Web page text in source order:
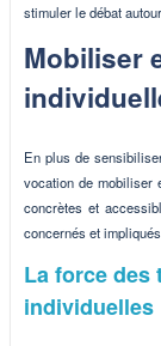
stimuler le débat
Mobiliser
En plus de
vocation de mobiliser
concrètes et
concernés et
La force des
individuelles